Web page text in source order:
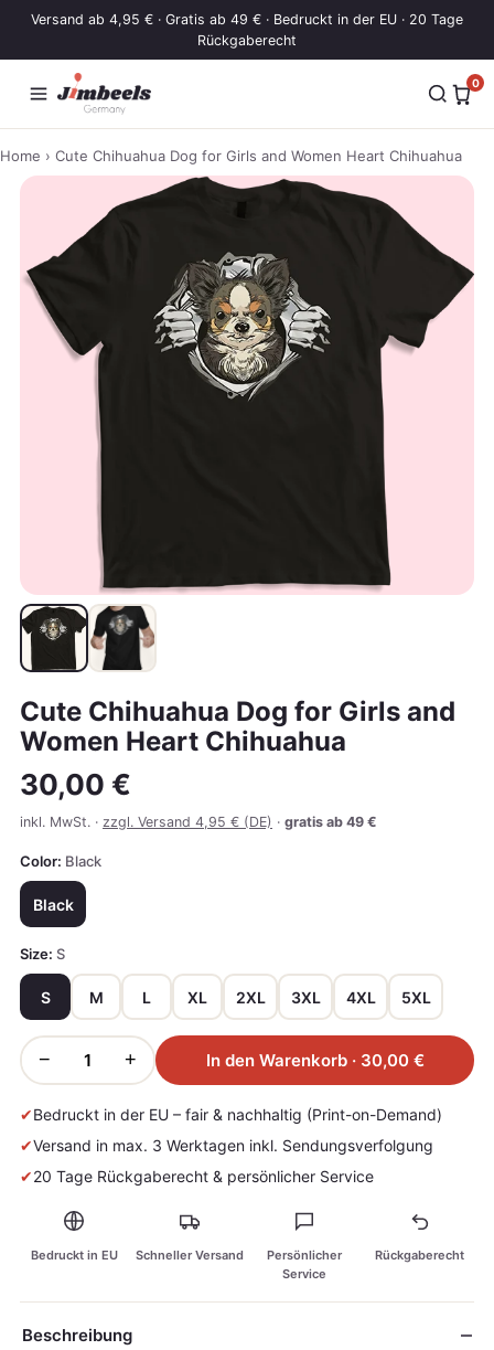
Zum Inhalt springen
Versand ab 4,95 € · Gratis ab 49 € · Bedruckt in der EU · 20 Tage
Rückgaberecht
0
Home › Cute Chihuahua Dog for Girls and Women Heart Chihuahua
Cute Chihuahua Dog for Girls and
Women Heart Chihuahua
30,00 €
inkl. MwSt. · zzgl. Versand 4,95 € (DE) · gratis ab 49 €
Color: Black
Black
Size: S
S M L XL 2XL 3XL 4XL 5XL
− + In den Warenkorb · 30,00 €
✔Bedruckt in der EU – fair & nachhaltig (Print-on-Demand)
✔Versand in max. 3 Werktagen inkl. Sendungsverfolgung
✔20 Tage Rückgaberecht & persönlicher Service
Bedruckt in EU Schneller Versand
Persönlicher
Service
Rückgaberecht
Beschreibung